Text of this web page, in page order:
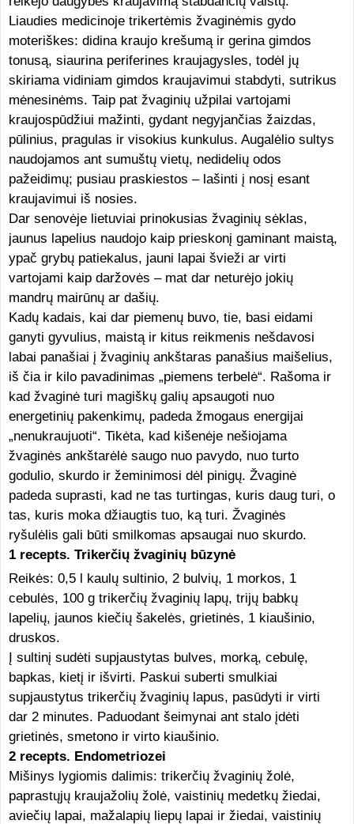
Liaudies medicinoje trikertėmis žvaginėmis gydo
moteriškes: didina kraujo krešumą ir gerina gimdos
tonusą, siaurina periferines kraujagysles, todėl jų
skiriama vidiniam gimdos kraujavimui stabdyti, sutrikus
mėnesinėms. Taip pat žvaginių užpilai vartojami
kraujospūdžiui mažinti, gydant negyjančias žaizdas,
pūlinius, pragulas ir visokius kunkulus. Augalėlio sultys
naudojamos ant sumuštų vietų, nedidelių odos
pažeidimų; pusiau praskiestos – lašinti į nosį esant
kraujavimui iš nosies.
Dar senovėje lietuviai prinokusias žvaginių sėklas,
jaunus lapelius naudojo kaip prieskonį gaminant maistą,
ypač grybų patiekalus, jauni lapai švieži ar virti
vartojami kaip daržovės – mat dar neturėjo jokių
mandrų mairūnų ar dašių.
Kadų kadais, kai dar piemenų buvo, tie, basi eidami
ganyti gyvulius, maistą ir kitus reikmenis nešdavosi
labai panašiai į žvaginių ankštaras panašius maišelius,
iš čia ir kilo pavadinimas „piemens terbelė“. Rašoma ir
kad žvaginė turi magiškų galių apsaugoti nuo
energetinių pakenkimų, padeda žmogaus energijai
„nenukraujuoti“. Tikėta, kad kišenėje nešiojama
žvaginės ankštarėlė saugo nuo pavydo, nuo turto
godulio, skurdo ir žeminimosi dėl pinigų. Žvaginė
padeda suprasti, kad ne tas turtingas, kuris daug turi, o
tas, kuris moka džiaugtis tuo, ką turi. Žvaginės
ryšulėlis gali būti smilkomas apsaugai nuo skurdo.
1 recepts. Trikerčių žvaginių būzynė
Reikės: 0,5 l kaulų sultinio, 2 bulvių, 1 morkos, 1
cebulės, 100 g trikerčių žvaginių lapų, trijų babkų
lapelių, jaunos kiečių šakelės, grietinės, 1 kiaušinio,
druskos.
Į sultinį sudėti supjaustytas bulves, morką, cebulę,
bapkas, kietį ir išvirti. Paskui suberti smulkiai
supjaustytus trikerčių žvaginių lapus, pasūdyti ir virti
dar 2 minutes. Paduodant šeimynai ant stalo įdėti
grietinės, smetono ir virto kiaušinio.
2 recepts. Endometriozei
Mišinys lygiomis dalimis: trikerčių žvaginių žolė,
paprastųjų kraujažolių žolė, vaistinių medetkų žiedai,
aviečių lapai, mažalapių liepų lapai ir žiedai, vaistinių